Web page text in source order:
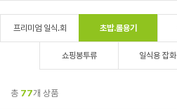
프리미엄 일식.회 초밥.롤용기
쇼핑봉투류 일식용 잡화
총 77개 상품